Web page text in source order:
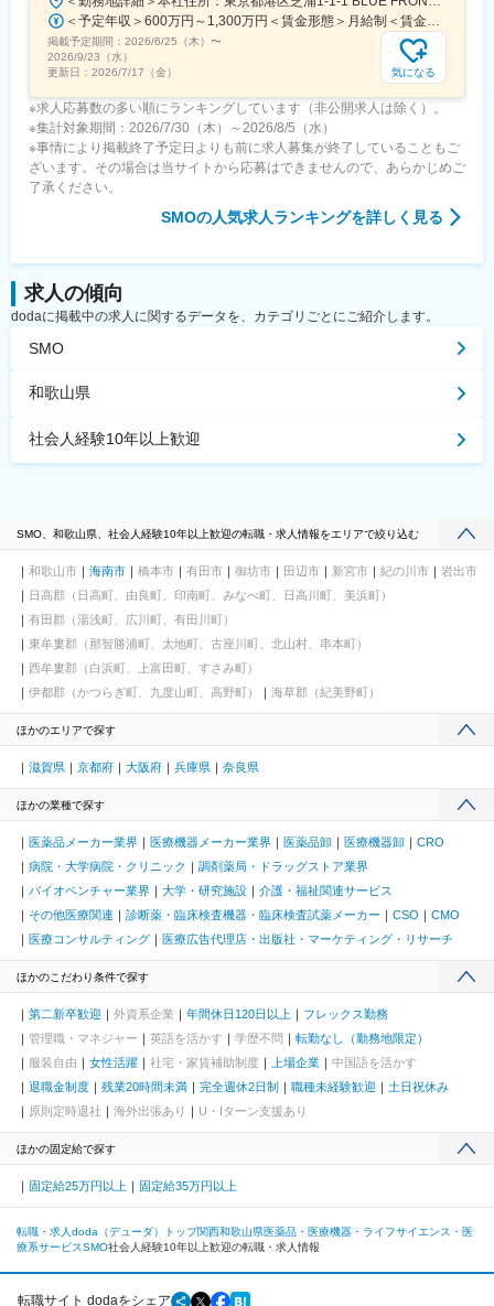
＜予定年収＞600万円～1,300万円＜賃金形態＞月給制＜賃金内訳＞月額（基本給）：375,000円～812,500円＜月給＞375,000円～812,500円＜昇給有無＞有＜残業手当＞有＜給与補足＞※経験により応相談賃金はあくまでも目安の金額であり、選考を通じて上下する可能性があります。月給(月額)は固定手当を含めた表記です。
掲載予定期間： 2026/6/25（木） 〜
2026/9/23（水）
更新日： 2026/7/17（金） 気になる
※求人応募数の多い順にランキングしています（非公開求人は除く）。
※集計対象期間：2026/7/30（木）～2026/8/5（水）
※事情により掲載終了予定日よりも前に求人募集が終了していることもご
ざいます。その場合は当サイトから応募はできませんので、あらかじめご
了承ください。
SMOの人気求人ランキングを詳しく見る
求人の傾向
dodaに掲載中の求人に関するデータを、カテゴリごとにご紹介します。
SMO
和歌山県
社会人経験10年以上歓迎
SMO、和歌山県、社会人経験10年以上歓迎の転職・求人情報をエリアで絞り込む
和歌山市 海南市 橋本市 有田市 御坊市 田辺市 新宮市 紀の川市
岩出市
日高郡（日高町、由良町、印南町、みなべ町、日高川町、美浜町）
有田郡（湯浅町、広川町、有田川町）
東牟婁郡（那智勝浦町、太地町、古座川町、北山村、串本町）
西牟婁郡（白浜町、上富田町、すさみ町）
伊都郡（かつらぎ町、九度山町、高野町）
海草郡（紀美野町）
ほかのエリアで探す
滋賀県 京都府 大阪府 兵庫県 奈良県
ほかの業種で探す
医薬品メーカー業界 医療機器メーカー業界 医薬品卸 医療機器卸
CRO
病院・大学病院・クリニック
調剤薬局・ドラッグストア業界
バイオベンチャー業界
大学・研究施設
介護・福祉関連サービス
その他医療関連
診断薬・臨床検査機器・臨床検査試薬メーカー CSO
CMO
医療コンサルティング
医療広告代理店・出版社・マーケティング・リサーチ
ほかのこだわり条件で探す
第二新卒歓迎 外資系企業 年間休日120日以上
フレックス勤務
管理職・マネジャー
英語を活かす 学歴不問
転勤なし（勤務地限定）
服装自由
女性活躍 社宅・家賃補助制度 上場企業
中国語を活かす
退職金制度
残業20時間未満 完全週休2日制 職種未経験歓迎
土日祝休み
原則定時退社
海外出張あり U・Iターン支援あり
ほかの固定給で探す
固定給25万円以上 固定給35万円以上
転職・求人doda（デューダ）トップ関西和歌山県医薬品・医療機器・ライフサイエンス・医
療系サービスSMO社会人経験10年以上歓迎の転職・求人情報
転職サイト dodaをシェア